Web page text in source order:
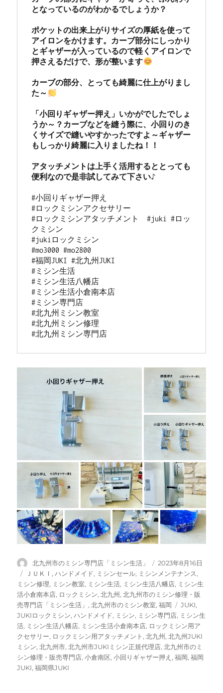
となっているのがわかるでしょうか？
ポケットの出来上がりサイズの厚紙を使って
アイロンをかけます。カーブ部分にしっかり
とギャザーが入っているので軽くアイロンで
押さえるだけで、形が整います
カーブの部分、とっても綺麗に仕上がりまし
た～
「小回りギャザー押え」いかがでしたでしょ
うか～？カーブなどを縫う際に、小回りのき
くサイズで縫いやすかったですよ～ギャザー
もしっかり綺麗に入りましたね！！
アタッチメントは上手く活用するととっても
#小回りギャザー押え
#ロックミシンアクセサリー
#ロックミシンアタッチメント　#juki #ロッ
クミシン
#jukiロックミシン
#mo3000 #mo2800
#福岡JUKI #北九州JUKI
#ミシン生活
#ミシン生活八幡店
#ミシン生活小倉南本店
#ミシン専門店
#北九州ミシン教室
#北九州ミシン修理
#北九州ミシン専門店
投
稿
者
北九州市のミシン専門店「ミシン生活」
投
稿
日:
2023年8月16日
カ
テ
ゴ
リ
ー
ＪＵＫＩ ,ハンドメイド, ミシンセール, ミシンメンテナンス,
ミシン修理, ミシン教室, ミシン生活, ミシン生活八幡店, ミシン生
活小倉南本店, ロックミシン,北九州 ,北九州市のミシン修理・販
売専門店「ミシン生活」 ,北九州市のミシン教室,福岡
タ
グ
JUKI,
JUKIロックミシン,ハンドメイド, ミシン, ミシン専門店, ミシン生
活, ミシン生活八幡店, ミシン生活小倉南本店, ロックミシン用ア
クセサリー, ロックミシン用アタッチメント ,北九州 ,北九州JUKI
ミシン,北九州市,北九州市JUKIミシン正規代理店,北九州市のミ
シン修理・販売専門店,小倉南区,小回りギャザー押え ,福岡,福岡
JUKI,福岡県JUKI